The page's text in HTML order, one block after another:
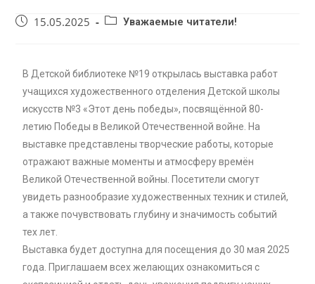
15.05.2025 Уважаемые читатели!
В Детской библиотеке №19 открылась выставка работ
учащихся художественного отделения Детской школы
искусств №3 «Этот день победы», посвящённой 80-
летию Победы в Великой Отечественной войне. На
выставке представлены творческие работы, которые
отражают важные моменты и атмосферу времён
Великой Отечественной войны. Посетители смогут
увидеть разнообразие художественных техник и стилей,
а также почувствовать глубину и значимость событий
тех лет.
Выставка будет доступна для посещения до 30 мая 2025
года. Приглашаем всех желающих ознакомиться с